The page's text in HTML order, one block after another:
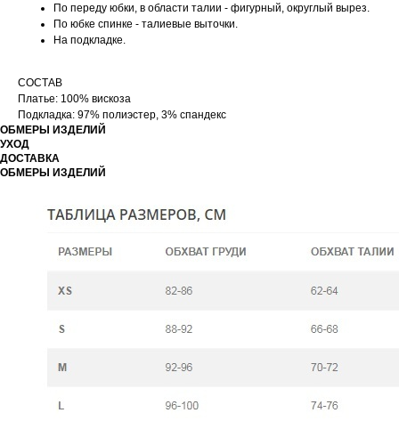
По переду юбки, в области талии - фигурный, округлый вырез.
По юбке спинке - талиевые выточки.
На подкладке.
СОСТАВ
Платье: 100% вискоза
Подкладка: 97% полиэстер, 3% спандекс
ОБМЕРЫ ИЗДЕЛИЙ
УХОД
ДОСТАВКА
ОБМЕРЫ ИЗДЕЛИЙ